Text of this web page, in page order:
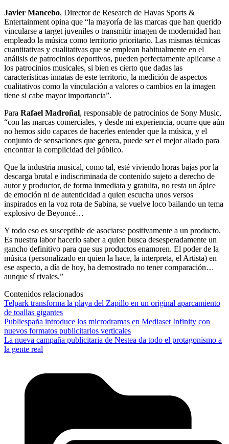
Javier Mancebo, Director de Research de Havas Sports &
Entertainment opina que “la mayoría de las marcas que han querido
vincularse a target juveniles o transmitir imagen de modernidad han
empleado la música como territorio prioritario. Las mismas técnicas
cuantitativas y cualitativas que se emplean habitualmente en el
análisis de patrocinios deportivos, pueden perfectamente aplicarse a
los patrocinios musicales, si bien es cierto que dadas las
características innatas de este territorio, la medición de aspectos
cualitativos como la vinculación a valores o cambios en la imagen
tiene si cabe mayor importancia”.
Para Rafael Madroñal, responsable de patrocinios de Sony Music,
“con las marcas comerciales, y desde mi experiencia, ocurre que aún
no hemos sido capaces de hacerles entender que la música, y el
conjunto de sensaciones que genera, puede ser el mejor aliado para
encontrar la complicidad del público.
Que la industria musical, como tal, esté viviendo horas bajas por la
descarga brutal e indiscriminada de contenido sujeto a derecho de
autor y productor, de forma inmediata y gratuita, no resta un ápice
de emoción ni de autenticidad a quien escucha unos versos
inspirados en la voz rota de Sabina, se vuelve loco bailando un tema
explosivo de Beyoncé…
Y todo eso es susceptible de asociarse positivamente a un producto.
Es nuestra labor hacerlo saber a quien busca desesperadamente un
gancho definitivo para que sus productos enamoren. El poder de la
música (personalizado en quien la hace, la interpreta, el Artista) en
ese aspecto, a día de hoy, ha demostrado no tener comparación…
aunque sí rivales.”
Contenidos relacionados
Telpark transforma la playa del Zapillo en un original aparcamiento
de toallas gigantes
Publiespaña introduce los microdramas en Mediaset Infinity con
nuevos formatos publicitarios verticales
La nueva campaña publicitaria de Nestea da todo el protagonismo a
la gente real